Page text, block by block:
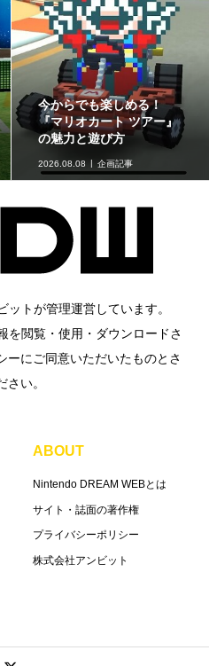
モ
ク
...
ゲームフリーク公式
ンネルにて『ぽこ あ
モン』開発エピソー
2026.08.07
トが管理運営しています。
を閲覧・使用・ダウンロードさ
ーにご同意いただいたものとさ
い。
ABOUT
Nintendo DREAM WEBとは
サイト・誌面の著作権
プライバシーポリシー
株式会社アンビット